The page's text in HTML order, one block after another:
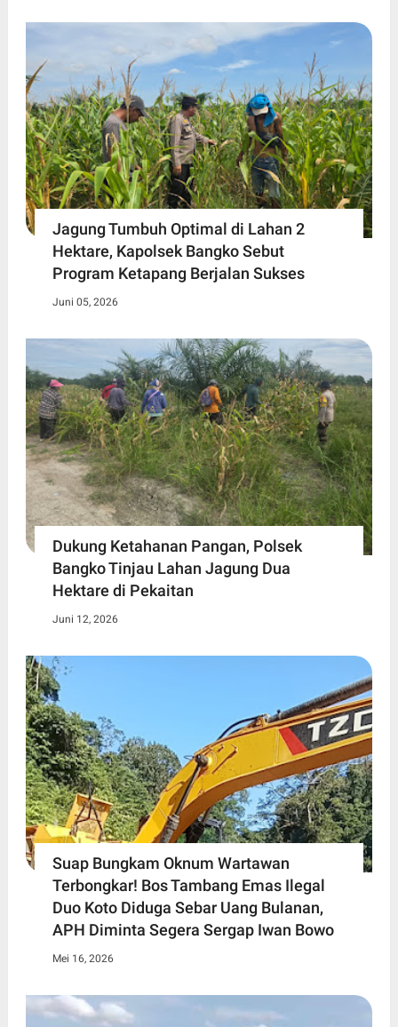
Jagung Tumbuh Optimal di Lahan 2
Hektare, Kapolsek Bangko Sebut
Program Ketapang Berjalan Sukses
Juni 05, 2026
Dukung Ketahanan Pangan, Polsek
Bangko Tinjau Lahan Jagung Dua
Hektare di Pekaitan
Juni 12, 2026
Suap Bungkam Oknum Wartawan
Terbongkar! Bos Tambang Emas Ilegal
Duo Koto Diduga Sebar Uang Bulanan,
APH Diminta Segera Sergap Iwan Bowo
Mei 16, 2026